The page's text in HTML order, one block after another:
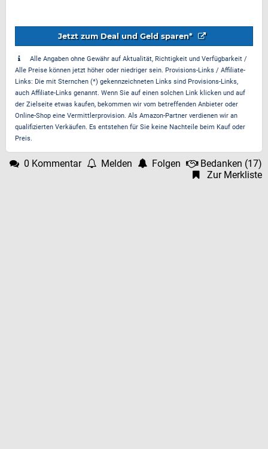
Jetzt zum Deal und Geld sparen*
Alle Angaben ohne Gewähr auf Aktualität, Richtigkeit und Verfügbarkeit /
Alle Preise können jetzt höher oder niedriger sein. Provisions-Links / Affiliate-
Links: Die mit Sternchen (*) gekennzeichneten Links sind Provisions-Links,
auch Affiliate-Links genannt. Wenn Sie auf einen solchen Link klicken und auf
der Zielseite etwas kaufen, bekommen wir vom betreffenden Anbieter oder
Online-Shop eine Vermittlerprovision. Als Amazon-Partner verdienen wir an
qualifizierten Verkäufen. Es entstehen für Sie keine Nachteile beim Kauf oder
Preis.
0 Kommentar Melden Folgen Bedanken (17)
Zur Merkliste